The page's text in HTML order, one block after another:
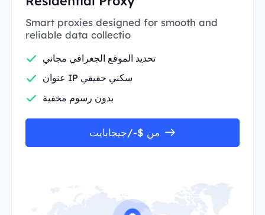
Smart proxies designed for smooth and
reliable data collectio
تحديد الموقع الجغرافي مجاني
عنوان IP سكني حقيقي
بدون رسوم مخفية
من $-/جيجابايت